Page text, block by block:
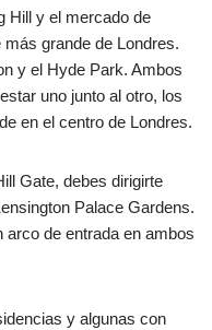
Hill y el mercado de
grande de Londres.
y el Hyde Park. Ambos
uno junto al otro, los
en el centro de Londres.
Gate, debes dirigirte
Palace Gardens.
arco de entrada en ambos
y algunas con